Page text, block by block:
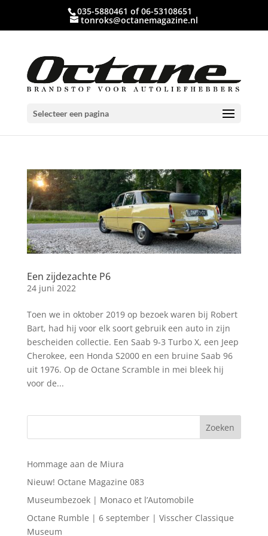
035-5880461 of 06-53108651
tonroks@octanemagazine.nl
Selecteer een pagina
Een zijdezachte P6
24 juni 2022
Toen we in oktober 2019 op bezoek waren bij Robert
Bart, had hij voor elk soort gebruik een auto in zijn
bescheiden collectie. Een Saab 9-3 Turbo X, een Jeep
Cherokee, een Honda S2000 en een bruine Saab 96
uit 1976. Op de Octane Scramble in mei bleek hij
voor de...
Hommage aan de Miura
Nieuw! Octane Magazine 083
Museumbezoek | Monaco et l’Automobile
Octane Rumble | 6 september | Visscher Classique
Museum